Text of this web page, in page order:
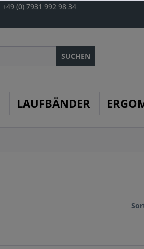
+49 (0) 7931 992 98 34
SUCHEN
LAUFBÄNDER